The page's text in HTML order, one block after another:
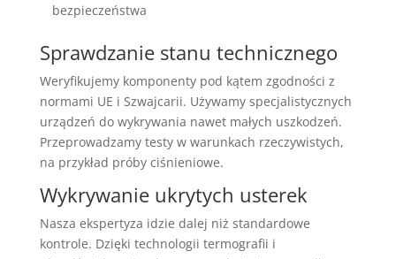
bezpieczeństwa
Sprawdzanie stanu technicznego
Weryfikujemy komponenty pod kątem zgodności z
normami UE i Szwajcarii. Używamy specjalistycznych
urządzeń do wykrywania nawet małych uszkodzeń.
Przeprowadzamy testy w warunkach rzeczywistych,
na przykład próby ciśnieniowe.
Wykrywanie ukrytych usterek
Nasza ekspertyza idzie dalej niż standardowe
kontrole. Dzięki technologii termografii i